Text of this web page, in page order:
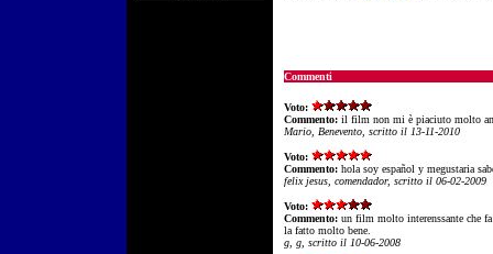
Commenti
Voto:
Commento: il film non mi è piaciuto molto
Mario, Benevento, scritto il 13-11-2010
Voto:
Commento: hola soy español y megustaria
felix jesus, comendador, scritto il 06-02-2009
Voto:
Commento: un film molto interenssante che
la fatto molto bene.
g, g, scritto il 10-06-2008